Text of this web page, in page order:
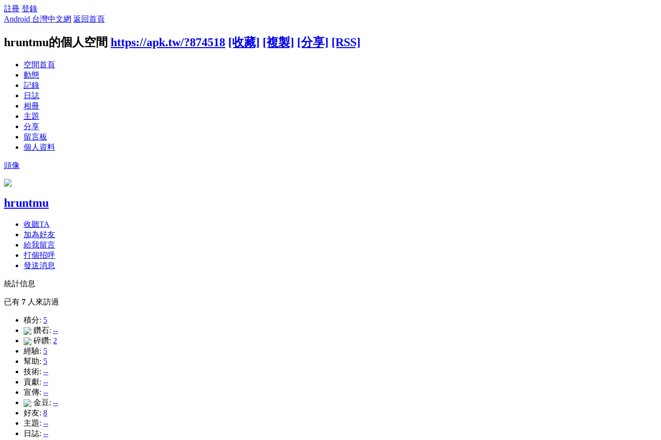
註冊 登錄
Android 台灣中文網 返回首頁
hruntmu的個人空間 https://apk.tw/?874518 [收藏] [複製] [分享] [RSS]
空間首頁
動態
記錄
日誌
相冊
主題
分享
留言板
個人資料
頭像
hruntmu
收聽TA
加為好友
給我留言
打個招呼
發送消息
統計信息
已有 7 人來訪過
積分: 5
鑽石: --
碎鑽: 2
經驗: 5
幫助: 5
技術: --
貢獻: --
宣傳: --
金豆: --
好友: 8
主題: --
日誌: --